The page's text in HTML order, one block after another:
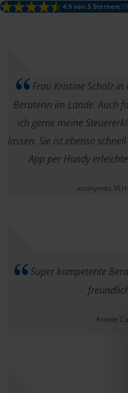
4.9 von 5 Sternen
Frau Kristine Scholz in
Beraterin im Lande. Auch
ich gerne meine
lassen. Sie ist ebenso
App per Handy
anonymes
Super kompetente
Anette